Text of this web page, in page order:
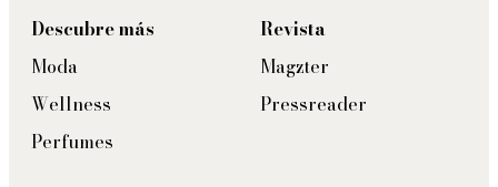
Descubre más
Moda
Wellness
Perfumes
Revista
Magzter
Pressreader